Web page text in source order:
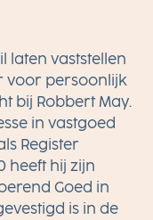
laten vaststellen
voor persoonlijk
bij Robbert May.
in vastgoed
Register
heeft hij zijn
Goed in
is in de